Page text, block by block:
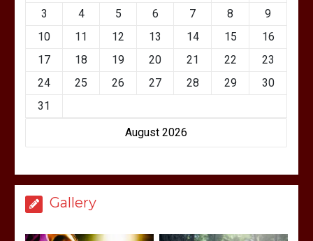
August 2026
3
4 5 6 7 8
9
10
11 12 13 14 15
16
17
18 19 20 21 22
23
24
25 26 27 28 29
30
31
Gallery